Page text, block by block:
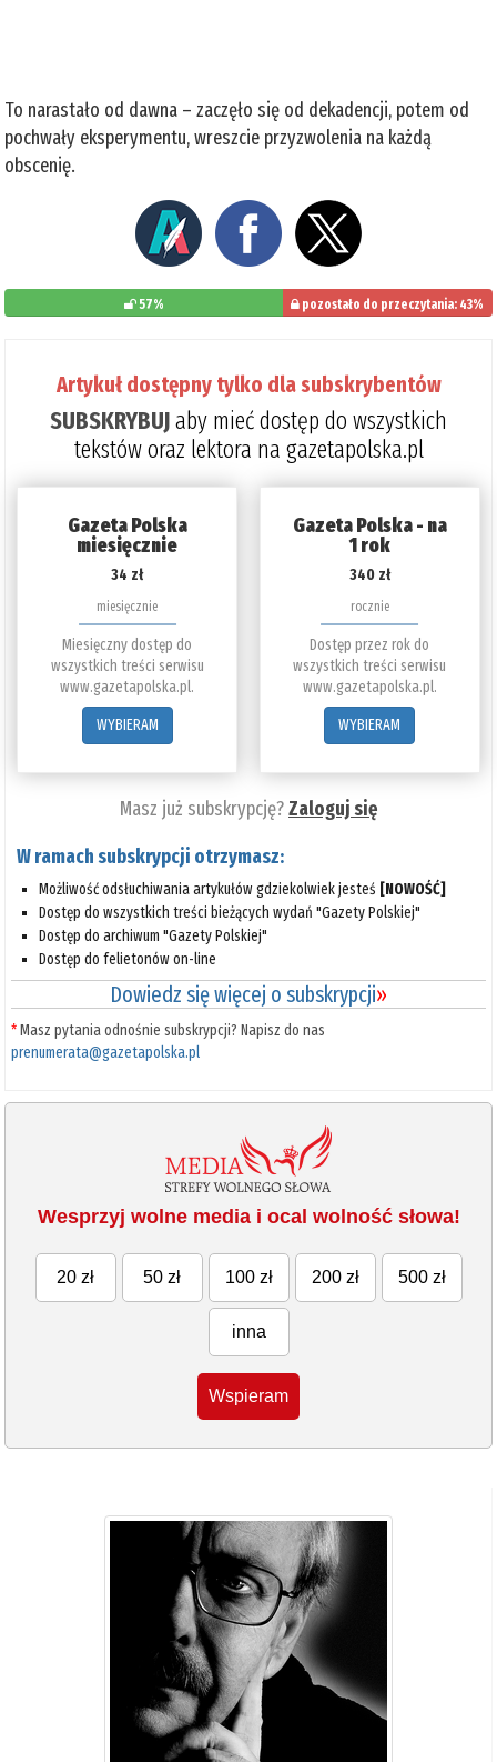
To narastało od dawna – zaczęło się od dekadencji, potem od
pochwały eksperymentu, wreszcie przyzwolenia na każdą
obscenię.
57% pozostało do przeczytania: 43%
Artykuł dostępny tylko dla subskrybentów
SUBSKRYBUJaby mieć dostęp do wszystkich
tekstów oraz lektora na gazetapolska.pl
Gazeta Polska
miesięcznie
34 zł
miesięcznie
Miesięczny dostęp do
wszystkich treści serwisu
www.gazetapolska.pl.
WYBIERAM
Gazeta Polska - na
1 rok
340 zł
rocznie
Dostęp przez rok do
wszystkich treści serwisu
www.gazetapolska.pl.
WYBIERAM
Masz już subskrypcję?Zaloguj się
W ramach subskrypcji otrzymasz:
Możliwość odsłuchiwania artykułów gdziekolwiek jesteś [NOWOŚĆ]
Dostęp do wszystkich treści bieżących wydań "Gazety Polskiej"
Dostęp do archiwum "Gazety Polskiej"
Dostęp do felietonów on-line
Dowiedz się więcej o subskrypcji»
*Masz pytania odnośnie subskrypcji? Napisz do nas
prenumerata@gazetapolska.pl
Wesprzyj wolne media i ocal wolność słowa!
20 zł 50 zł 100 zł 200 zł 500 zł
inna
Wspieram